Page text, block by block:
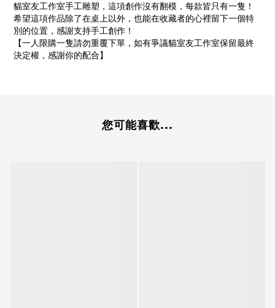
貓室友工作室手工雕塑，這項創作沒有翻模，每款皆只有一隻！
希望這項作品除了在桌上以外，也能在收藏者的心裡留下一個特
別的位置，感謝支持手工創作！
【一人限購一隻請勿重覆下單，如有爭議貓室友工作室保留最終
決定權，感謝你的配合】
您可能喜歡...